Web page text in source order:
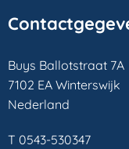
Buys Ballotstraat 7A
7102 EA Winterswijk
Nederland
T 0543-530347